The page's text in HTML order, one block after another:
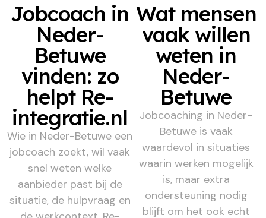
Jobcoach in
Neder-
Betuwe
vinden: zo
helpt Re-
integratie.nl
Wie in Neder-Betuwe een
jobcoach zoekt, wil vaak
snel weten welke
aanbieder past bij de
situatie, de hulpvraag en
Wat mensen
vaak willen
weten in
Neder-
Betuwe
Jobcoaching in Neder-
Betuwe is vaak
waardevol in situaties
waarin werken mogelijk
is, maar extra
ondersteuning nodig
blijft om het ook echt